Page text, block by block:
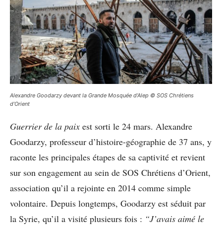
Alexandre Goodarzy devant la Grande Mosquée d’Alep © SOS Chrétiens
d’Orient
Guerrier de la paix est sorti le 24 mars. Alexandre
Goodarzy, professeur d’histoire-géographie de 37 ans, y
raconte les principales étapes de sa captivité et revient
sur son engagement au sein de SOS Chrétiens d’Orient,
association qu’il a rejointe en 2014 comme simple
volontaire. Depuis longtemps, Goodarzy est séduit par
la Syrie, qu’il a visité plusieurs fois : “J’avais aimé le